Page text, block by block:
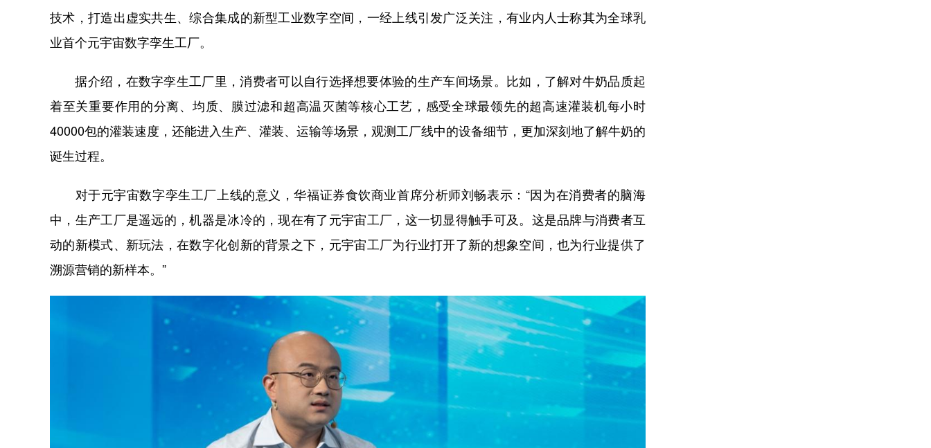
技术，打造出虚实共生、综合集成的新型工业数字空间，一经上线引发广泛关注，有业内人士称其为全球乳
业首个元宇宙数字孪生工厂。
据介绍，在数字孪生工厂里，消费者可以自行选择想要体验的生产车间场景。比如，了解对牛奶品质起
着至关重要作用的分离、均质、膜过滤和超高温灭菌等核心工艺，感受全球最领先的超高速灌装机每小时
40000包的灌装速度，还能进入生产、灌装、运输等场景，观测工厂线中的设备细节，更加深刻地了解牛奶的
诞生过程。
对于元宇宙数字孪生工厂上线的意义，华福证券食饮商业首席分析师刘畅表示：“因为在消费者的脑海
中，生产工厂是遥远的，机器是冰冷的，现在有了元宇宙工厂，这一切显得触手可及。这是品牌与消费者互
动的新模式、新玩法，在数字化创新的背景之下，元宇宙工厂为行业打开了新的想象空间，也为行业提供了
溯源营销的新样本。”